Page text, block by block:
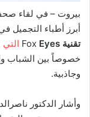
بيروت – في لقاء
أبرز أطباء التجميل
تقنية Eyes التي
خصوصاً بين الشباب
وجاذبية.